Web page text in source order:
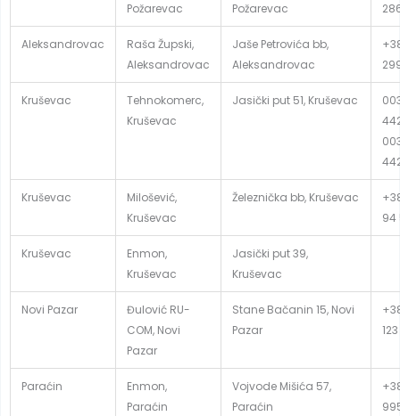
Požarevac
Požarevac
Aleksandrovac
Raša Župski,
Aleksandrovac
Jaše Petrovića bb,
Aleksandrovac
Kruševac
Tehnokomerc,
Kruševac
Jasički put 51, Kruševac
Kruševac
Milošević,
Kruševac
Železnička bb, Kruševac
94
Kruševac
Enmon,
Kruševac
Jasički put 39,
Kruševac
Novi Pazar
Đulović RU-
COM, Novi
Pazar
Stane Bačanin 15, Novi
Pazar
123
Paraćin
Enmon,
Paraćin
Vojvode Mišića 57,
Paraćin